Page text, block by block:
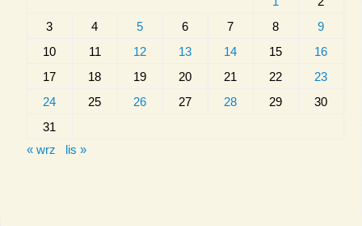
3
4 5 6 7 8
9
10
11 12 13 14 15
16
17
18 19 20 21 22
23
24
25 26 27 28 29
30
31
« wrz
lis »